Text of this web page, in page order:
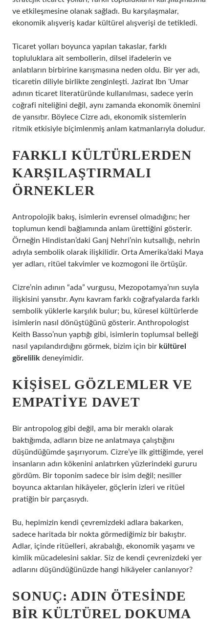
ve etkileşmesine olanak sağladı. Bu karşılaşmalar,
ekonomik alışveriş kadar kültürel alışverişi de tetikledi.
Ticaret yolları boyunca yapılan takaslar, farklı
topluluklara ait sembollerin, dilsel ifadelerin ve
anlatıların birbirine karışmasına neden oldu. Bir yer adı,
ticaretin diliyle birlikte zenginleşti. Jazirat Ibn ʿUmar
adının ticaret literatüründe kullanılması, sadece yerin
coğrafi niteliğini değil, aynı zamanda ekonomik önemini
de yansıtır. Böylece Cizre adı, ekonomik sistemlerin
ritmik etkisiyle biçimlenmiş anlam katmanlarıyla doludur.
FARKLI KÜLTÜRLERDEN
KARŞILAŞTIRMALI
ÖRNEKLER
Antropolojik bakış, isimlerin evrensel olmadığını; her
toplumun kendi bağlamında anlam ürettiğini gösterir.
Örneğin Hindistan’daki Ganj Nehri’nin kutsallığı, nehrin
adıyla sembolik olarak ilişkilidir. Orta Amerika’daki Maya
yer adları, ritüel takvimler ve kozmogoni ile örtüşür.
Cizre’nin adının “ada” vurgusu, Mezopotamya’nın suyla
ilişkisini yansıtır. Aynı kavram farklı coğrafyalarda farklı
sembolik yüklerle karşılık bulur; bu, küresel kültürlerde
isimlerin nasıl dönüştüğünü gösterir. Anthropologist
Keith Basso’nun yaptığı gibi, isimlerin toplumsal belleği
nasıl yapılandırdığını görmek, bizim için bir kültürel
görelilik deneyimidir.
KIŞISEL GÖZLEMLER VE
EMPATIYE DAVET
Bir antropolog gibi değil, ama bir meraklı olarak
baktığımda, adların bize ne anlatmaya çalıştığını
düşündüğümde şaşırıyorum. Cizre’ye ilk gittiğimde, yerel
insanların adın kökenini anlatırken yüzlerindeki gururu
gördüm. Bir toponim sadece bir isim değil; nesiller
boyunca aktarılan hikâyeler, göçlerin izleri ve ritüel
pratiğin bir parçasıydı.
Bu, hepimizin kendi çevremizdeki adlara bakarken,
sadece haritada bir nokta görmediğimiz bir bakıştır.
Adlar, içinde ritüelleri, akrabalığı, ekonomik yaşamı ve
kimlik mücadelesini saklar. Siz de kendi çevrenizdeki yer
adlarını düşündüğünüzde hangi hikâyeler canlanıyor?
SONUÇ: ADIN ÖTESINDE
BIR KÜLTÜREL DOKUMA